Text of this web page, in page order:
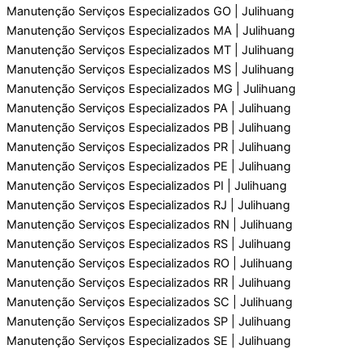
Manutenção Serviços Especializados GO | Julihuang
Manutenção Serviços Especializados MA | Julihuang
Manutenção Serviços Especializados MT | Julihuang
Manutenção Serviços Especializados MS | Julihuang
Manutenção Serviços Especializados MG | Julihuang
Manutenção Serviços Especializados PA | Julihuang
Manutenção Serviços Especializados PB | Julihuang
Manutenção Serviços Especializados PR | Julihuang
Manutenção Serviços Especializados PE | Julihuang
Manutenção Serviços Especializados PI | Julihuang
Manutenção Serviços Especializados RJ | Julihuang
Manutenção Serviços Especializados RN | Julihuang
Manutenção Serviços Especializados RS | Julihuang
Manutenção Serviços Especializados RO | Julihuang
Manutenção Serviços Especializados RR | Julihuang
Manutenção Serviços Especializados SC | Julihuang
Manutenção Serviços Especializados SP | Julihuang
Manutenção Serviços Especializados SE | Julihuang